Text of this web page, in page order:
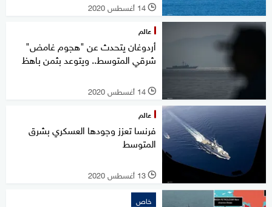
l 14 أغسطس 2020
عالم
أردوغان يتحدث عن "هجوم غامض"
شرقي المتوسط.. ويتوعد بثمن باهظ
l 14 أغسطس 2020
عالم
فرنسا تعزز وجودها العسكري بشرق
المتوسط
l 13 أغسطس 2020
خاص